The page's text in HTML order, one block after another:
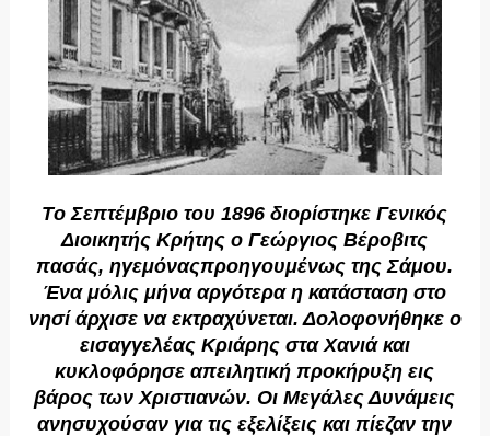
Tο Σεπτέμβριο του 1896 διορίστηκε Γενικός
Διοικητής Kρήτης ο Γεώργιος Bέροβιτς
πασάς, ηγεμόναςπροηγουμένως της Σάμου.
Ένα μόλις μήνα αργότερα η κατάσταση στο
νησί άρχισε να εκτραχύνεται. Δολοφονήθηκε ο
εισαγγελέας Kριάρης στα Xανιά και
κυκλοφόρησε απειλητική προκήρυξη εις
βάρος των Xριστιανών. Oι Mεγάλες Δυνάμεις
ανησυχούσαν για τις εξελίξεις και πίεζαν την